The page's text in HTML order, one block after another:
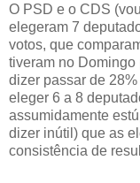
O PSD e o CDS
elegeram 7
votos, que
tiveram no
dizer passar de
eleger 6 a 8
assumidamente
dizer inútil) que as
consistência de